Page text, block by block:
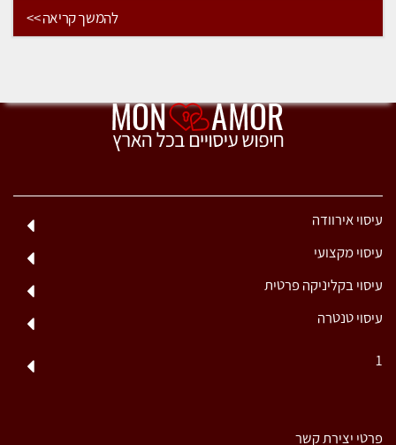
להמשך קריאה >>
עיסוי אירוודה
עיסוי מקצועי
עיסוי בקליניקה פרטית
עיסוי טנטרה
1
פרטי יצירת קשר